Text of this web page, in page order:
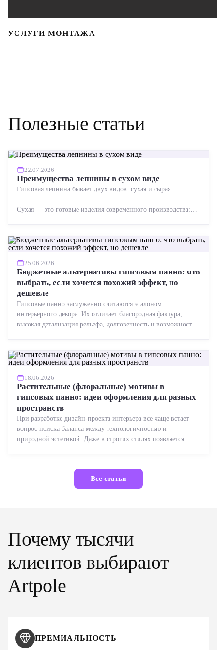
УСЛУГИ МОНТАЖА
Полезные статьи
22.07.2026
Преимущества лепнины в сухом виде
Гипсовая лепнина бывает двух видов: сухая и сырая.
Сухая — это готовые изделия современного производства:
25.06.2026
Бюджетные альтернативы гипсовым панно: что
выбрать, если хочется похожий эффект, но
дешевле
Гипсовые панно заслуженно считаются эталоном
интерьерного декора. Их отличает благородная фактура,
высокая детализация рельефа, долговечность и возможность
18.06.2026
Растительные (флоральные) мотивы в
гипсовых панно: идеи оформления для разных
пространств
При разработке дизайн-проекта интерьера все чаще встает
вопрос поиска баланса между технологичностью и
природной эстетикой. Даже в строгих стилях появляется ...
Все статьи
Почему тысячи
клиентов выбирают
Artpole
ПРЕМИАЛЬНОСТЬ